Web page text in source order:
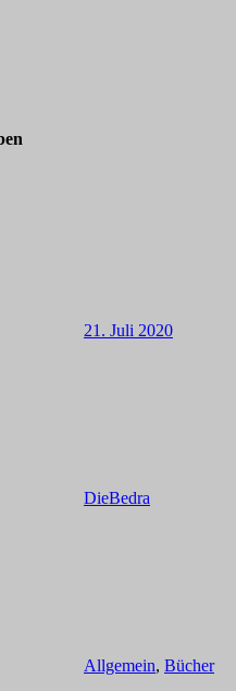
21. Juli 2020
DieBedra
Allgemein, Bücher